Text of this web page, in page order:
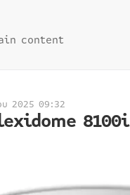
content
2025 09:32
8100i